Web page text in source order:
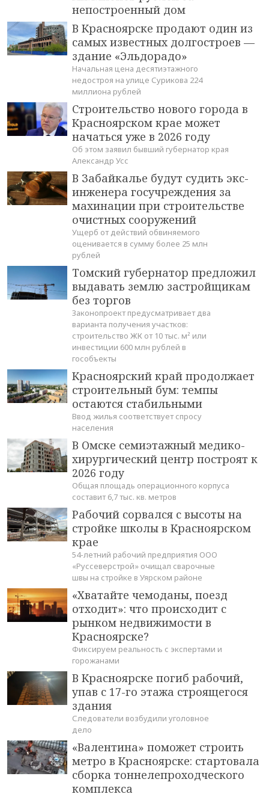
непостроенный дом
В Красноярске продают один из
самых известных долгостроев —
здание «Эльдорадо»
Начальная цена десятиэтажного
недостроя на улице Сурикова 224
миллиона рублей
Строительство нового города в
Красноярском крае может
начаться уже в 2026 году
Об этом заявил бывший губернатор края
Александр Усс
В Забайкалье будут судить экс-
инженера госучреждения за
махинации при строительстве
очистных сооружений
Ущерб от действий обвиняемого
оценивается в сумму более 25 млн
рублей
Томский губернатор предложил
выдавать землю застройщикам
без торгов
Законопроект предусматривает два
варианта получения участков:
строительство ЖК от 10 тыс. м² или
инвестиции 600 млн рублей в
гособъекты
Красноярский край продолжает
строительный бум: темпы
остаются стабильными
Ввод жилья соответствует спросу
населения
В Омске семиэтажный медико-
хирургический центр построят к
2026 году
Общая площадь операционного корпуса
составит 6,7 тыс. кв. метров
Рабочий сорвался с высоты на
стройке школы в Красноярском
крае
54-летний рабочий предприятия ООО
«Руссеверстрой» очищал сварочные
швы на стройке в Уярском районе
«Хватайте чемоданы, поезд
отходит»: что происходит с
рынком недвижимости в
Красноярске?
Фиксируем реальность с экспертами и
горожанами
В Красноярске погиб рабочий,
упав с 17-го этажа строящегося
здания
Следователи возбудили уголовное
дело
«Валентина» поможет строить
метро в Красноярске: стартовала
сборка тоннелепроходческого
комплекса